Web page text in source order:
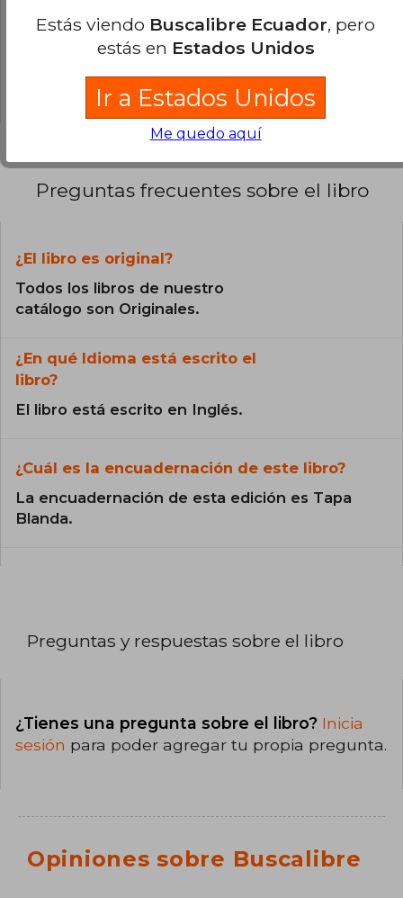
0% (0)
0% (0)
0% (0)
Preguntas frecuentes sobre el libro
¿El libro es original?
Todos los libros de nuestro
catálogo son Originales.
¿En qué Idioma está escrito el
libro?
El libro está escrito en Inglés.
¿Cuál es la encuadernación de este libro?
La encuadernación de esta edición es Tapa
Blanda.
Preguntas y respuestas sobre el libro
¿Tienes una pregunta sobre el libro? Inicia
sesión para poder agregar tu propia pregunta.
Opiniones sobre Buscalibre
Estás viendo Buscalibre Ecuador, pero
estás en Estados Unidos
Ir a Estados Unidos
Me quedo aquí